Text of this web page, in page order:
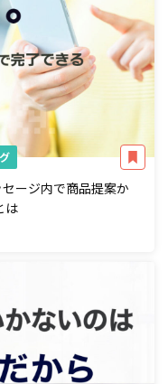
ージ内で商品提案か
は